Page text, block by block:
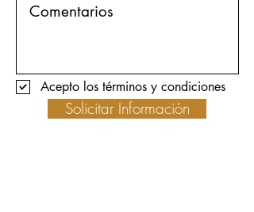
Acepto los términos y condiciones
Solicitar Información